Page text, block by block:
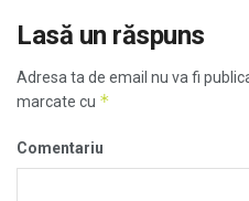
Lasă un răspuns
Adresa ta de email nu va fi
marcate cu *
Comentariu